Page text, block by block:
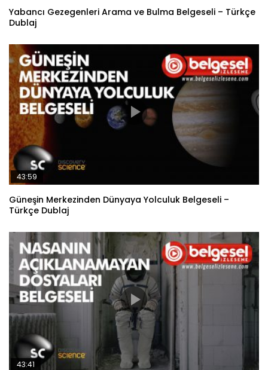
Yabancı Gezegenleri Arama ve Bulma Belgeseli – Türkçe
Dublaj
43:59
Güneşin Merkezinden Dünyaya Yolculuk Belgeseli –
Türkçe Dublaj
43:41